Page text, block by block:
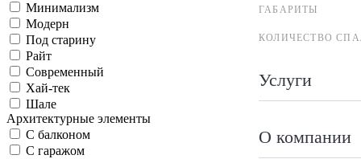
ГАБАРИТЫ
КОЛИЧЕСТВО
Услуги
О компании
Минимализм
Модерн
Под старину
Райт
Современный
Хай-тек
Шале
Архитектурные элементы
С балконом
С гаражом